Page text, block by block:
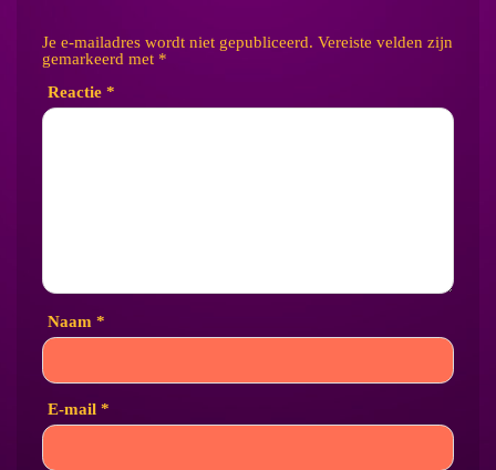
Je e-mailadres wordt niet gepubliceerd. Vereiste velden zijn
gemarkeerd met *
Reactie *
Naam *
E-mail *